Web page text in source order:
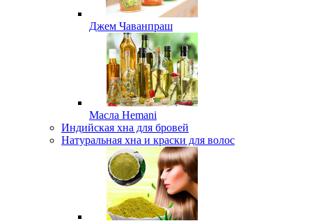
Джем Чаванпраш
Масла Hemani
Индийская хна для бровей
Натуральная хна и краски для волос